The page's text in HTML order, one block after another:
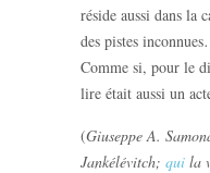
réside aussi dans la
des pistes
Comme si, pour le
lire était aussi un
(Giuseppe A.
Jankélévitch; qui la